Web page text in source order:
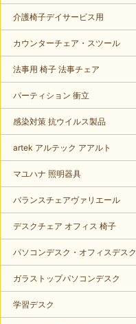
介護椅子デイサービス用
カウンターチェア・スツール
法事用 椅子 法事チェア
パーティション 衝立
感染対策 抗ウイルス製品
artek アルテック アアルト
マユハナ 照明器具
バランスチェアヴァリエール
デスクチェア オフィス 椅子
パソコンデスク・オフィスデスク
ガラストップパソコンデスク
学習デスク